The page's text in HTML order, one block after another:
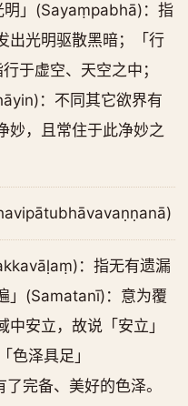
」(Sayaṃpabhā)：指
出光明驱散黑暗；「行
于虚空、天空之中；
：不同其它欲界有
妙，且常住于此净妙之
：指无有遗漏
」(Samatanī)：意为覆
安立，故说「安立」
泽具足」
完备、美好的色泽。